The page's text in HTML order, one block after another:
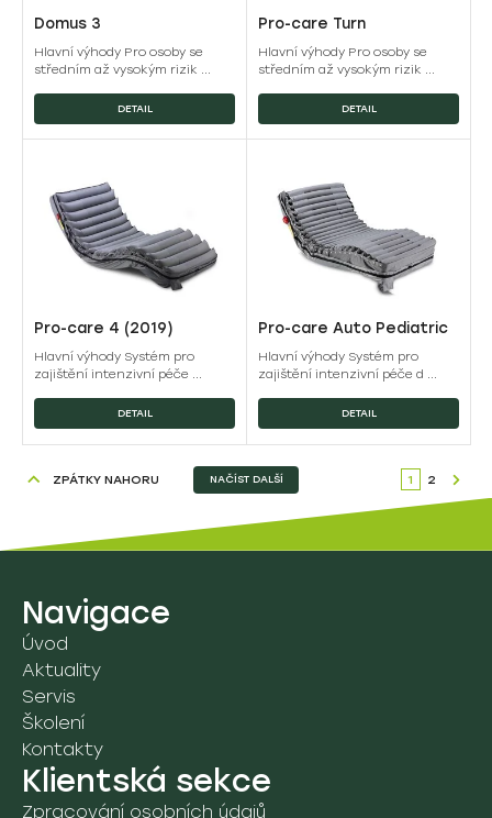
Domus 3
Hlavní výhody Pro osoby se
středním až vysokým rizik ...
DETAIL
Pro-care Turn
Hlavní výhody Pro osoby se
středním až vysokým rizik ...
DETAIL
Pro-care 4 (2019)
Hlavní výhody Systém pro
zajištění intenzivní péče ...
DETAIL
Pro-care Auto Pediatric
Hlavní výhody Systém pro
zajištění intenzivní péče d ...
DETAIL
ZPÁTKY NAHORU NAČÍST DALŠÍ 1 2
Navigace
Úvod
Aktuality
Servis
Školení
Kontakty
Klientská sekce
Zpracování osobních údajů